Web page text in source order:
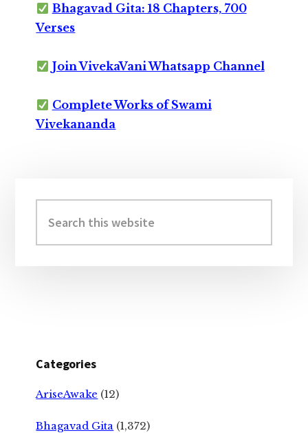
Bhagavad Gita: 18 Chapters, 700
Verses
Join VivekaVani Whatsapp Channel
Complete Works of Swami
Vivekananda
Sidebar
this
website
Categories
AriseAwake (12)
Bhagavad Gita (1,372)